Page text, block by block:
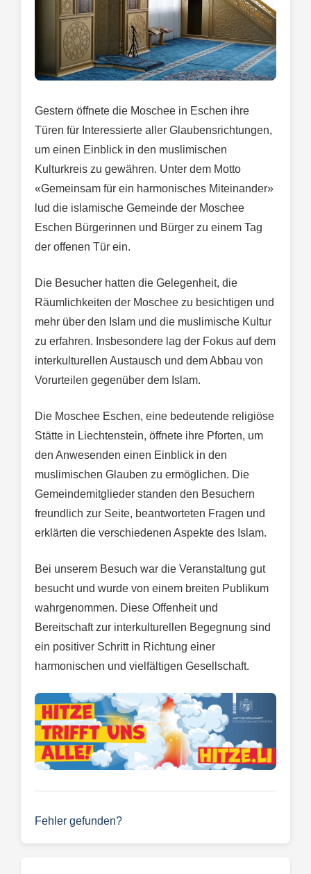
Gestern öffnete die Moschee in Eschen ihre
Türen für Interessierte aller Glaubensrichtungen,
um einen Einblick in den muslimischen
Kulturkreis zu gewähren. Unter dem Motto
«Gemeinsam für ein harmonisches Miteinander»
lud die islamische Gemeinde der Moschee
Eschen Bürgerinnen und Bürger zu einem Tag
der offenen Tür ein.
Die Besucher hatten die Gelegenheit, die
Räumlichkeiten der Moschee zu besichtigen und
mehr über den Islam und die muslimische Kultur
zu erfahren. Insbesondere lag der Fokus auf dem
interkulturellen Austausch und dem Abbau von
Vorurteilen gegenüber dem Islam.
Die Moschee Eschen, eine bedeutende religiöse
Stätte in Liechtenstein, öffnete ihre Pforten, um
den Anwesenden einen Einblick in den
muslimischen Glauben zu ermöglichen. Die
Gemeindemitglieder standen den Besuchern
freundlich zur Seite, beantworteten Fragen und
erklärten die verschiedenen Aspekte des Islam.
Bei unserem Besuch war die Veranstaltung gut
besucht und wurde von einem breiten Publikum
wahrgenommen. Diese Offenheit und
Bereitschaft zur interkulturellen Begegnung sind
ein positiver Schritt in Richtung einer
harmonischen und vielfältigen Gesellschaft.
Fehler gefunden?